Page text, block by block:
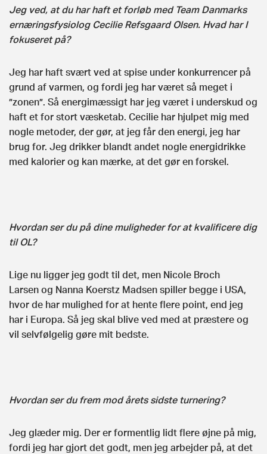
Jeg ved, at du har haft et forløb med Team Danmarks
ernæringsfysiolog Cecilie Refsgaard Olsen. Hvad har I
fokuseret på?
Jeg har haft svært ved at spise under konkurrencer på
grund af varmen, og fordi jeg har været så meget i
”zonen”. Så energimæssigt har jeg været i underskud og
haft et for stort væsketab. Cecilie har hjulpet mig med
nogle metoder, der gør, at jeg får den energi, jeg har
brug for. Jeg drikker blandt andet nogle energidrikke
med kalorier og kan mærke, at det gør en forskel.
Hvordan ser du på dine muligheder for at kvalificere dig
til OL?
Lige nu ligger jeg godt til det, men Nicole Broch
Larsen og Nanna Koerstz Madsen spiller begge i USA,
hvor de har mulighed for at hente flere point, end jeg
har i Europa. Så jeg skal blive ved med at præstere og
vil selvfølgelig gøre mit bedste.
Hvordan ser du frem mod årets sidste turnering?
Jeg glæder mig. Der er formentlig lidt flere øjne på mig,
fordi jeg har gjort det godt, men jeg arbejder på, at det